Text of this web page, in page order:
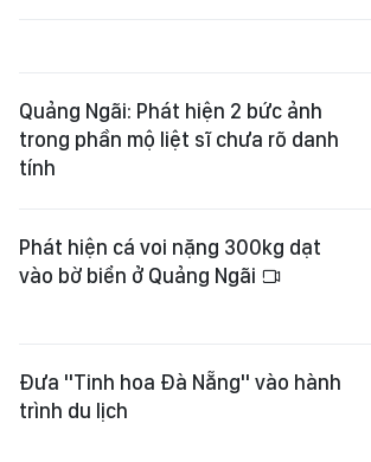
Quảng Ngãi: Phát hiện 2 bức ảnh
trong phần mộ liệt sĩ chưa rõ danh
tính
Phát hiện cá voi nặng 300kg dạt
vào bờ biển ở Quảng Ngãi
Đưa "Tinh hoa Đà Nẵng" vào hành
trình du lịch